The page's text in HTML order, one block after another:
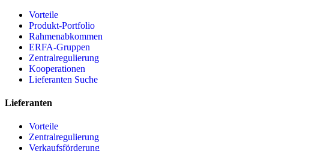
Vorteile
Produkt-Portfolio
Rahmenabkommen
ERFA-Gruppen
Zentralregulierung
Kooperationen
Lieferanten Suche
Lieferanten
Vorteile
Zentralregulierung
Verkaufsförderung